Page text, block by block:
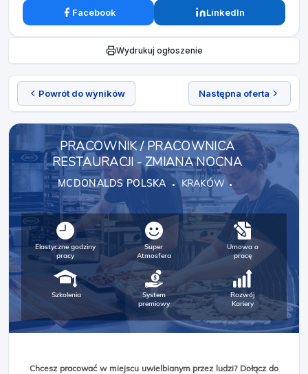
Powrót do wyników Następna oferta
PRACOWNIK / PRACOWNICA
RESTAURACJI - ZMIANA NOCNA
MCDONALDS POLSKA KRAKÓW
Elastyczne godziny
pracy
Super
Atmosfera
Umowa o
pracę
Szkolenia
System
premiowy
Rozwój
Kariery
Chcesz pracować w miejscu uwielbianym przez ludzi? Dołącz do
Facebook LinkedIn
Wydrukuj ogłoszenie